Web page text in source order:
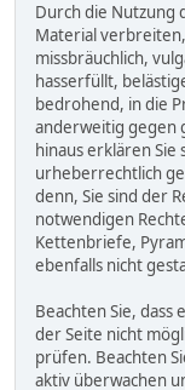
Durch die Nutzung
Material
missbräuchlich,
hasserfüllt,
bedrohend, in die
anderweitig gegen
hinaus erklären Sie
urheberrechtlich
denn, Sie sind der
notwendigen
Kettenbriefe,
ebenfalls nicht
Beachten Sie,
der Seite nicht
prüfen. Beachten
aktiv überwachen